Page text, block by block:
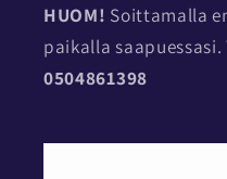
HUOM! Soittamalla
paikalla
0504861398